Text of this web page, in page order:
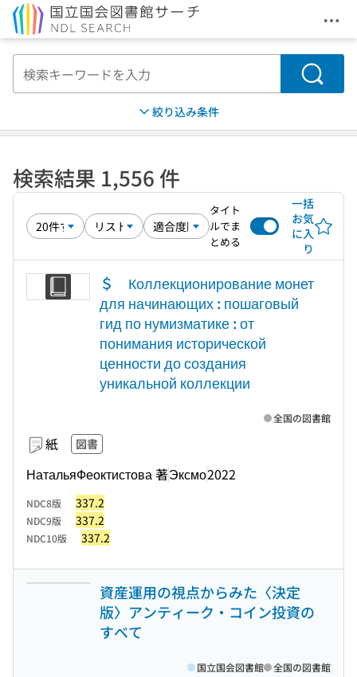
メ
検索
絞り込み条件
検索結果 1,556 件
タイト
ルでま
とめる
一括
お気
に入
り
＄ Коллекционирование монет
для начинающих : пошаговый
гид по нумизматике : от
понимания исторической
ценности до создания
уникальной коллекции
紙 図書
НатальяФеоктистова 著Эксмо2022
全国の図書館
NDC8版 337.2
NDC9版 337.2
NDC10版 337.2
資産運用の視点からみた〈決定
版〉アンティーク・コイン投資の
すべて
国立国会図書館 全国の図書館